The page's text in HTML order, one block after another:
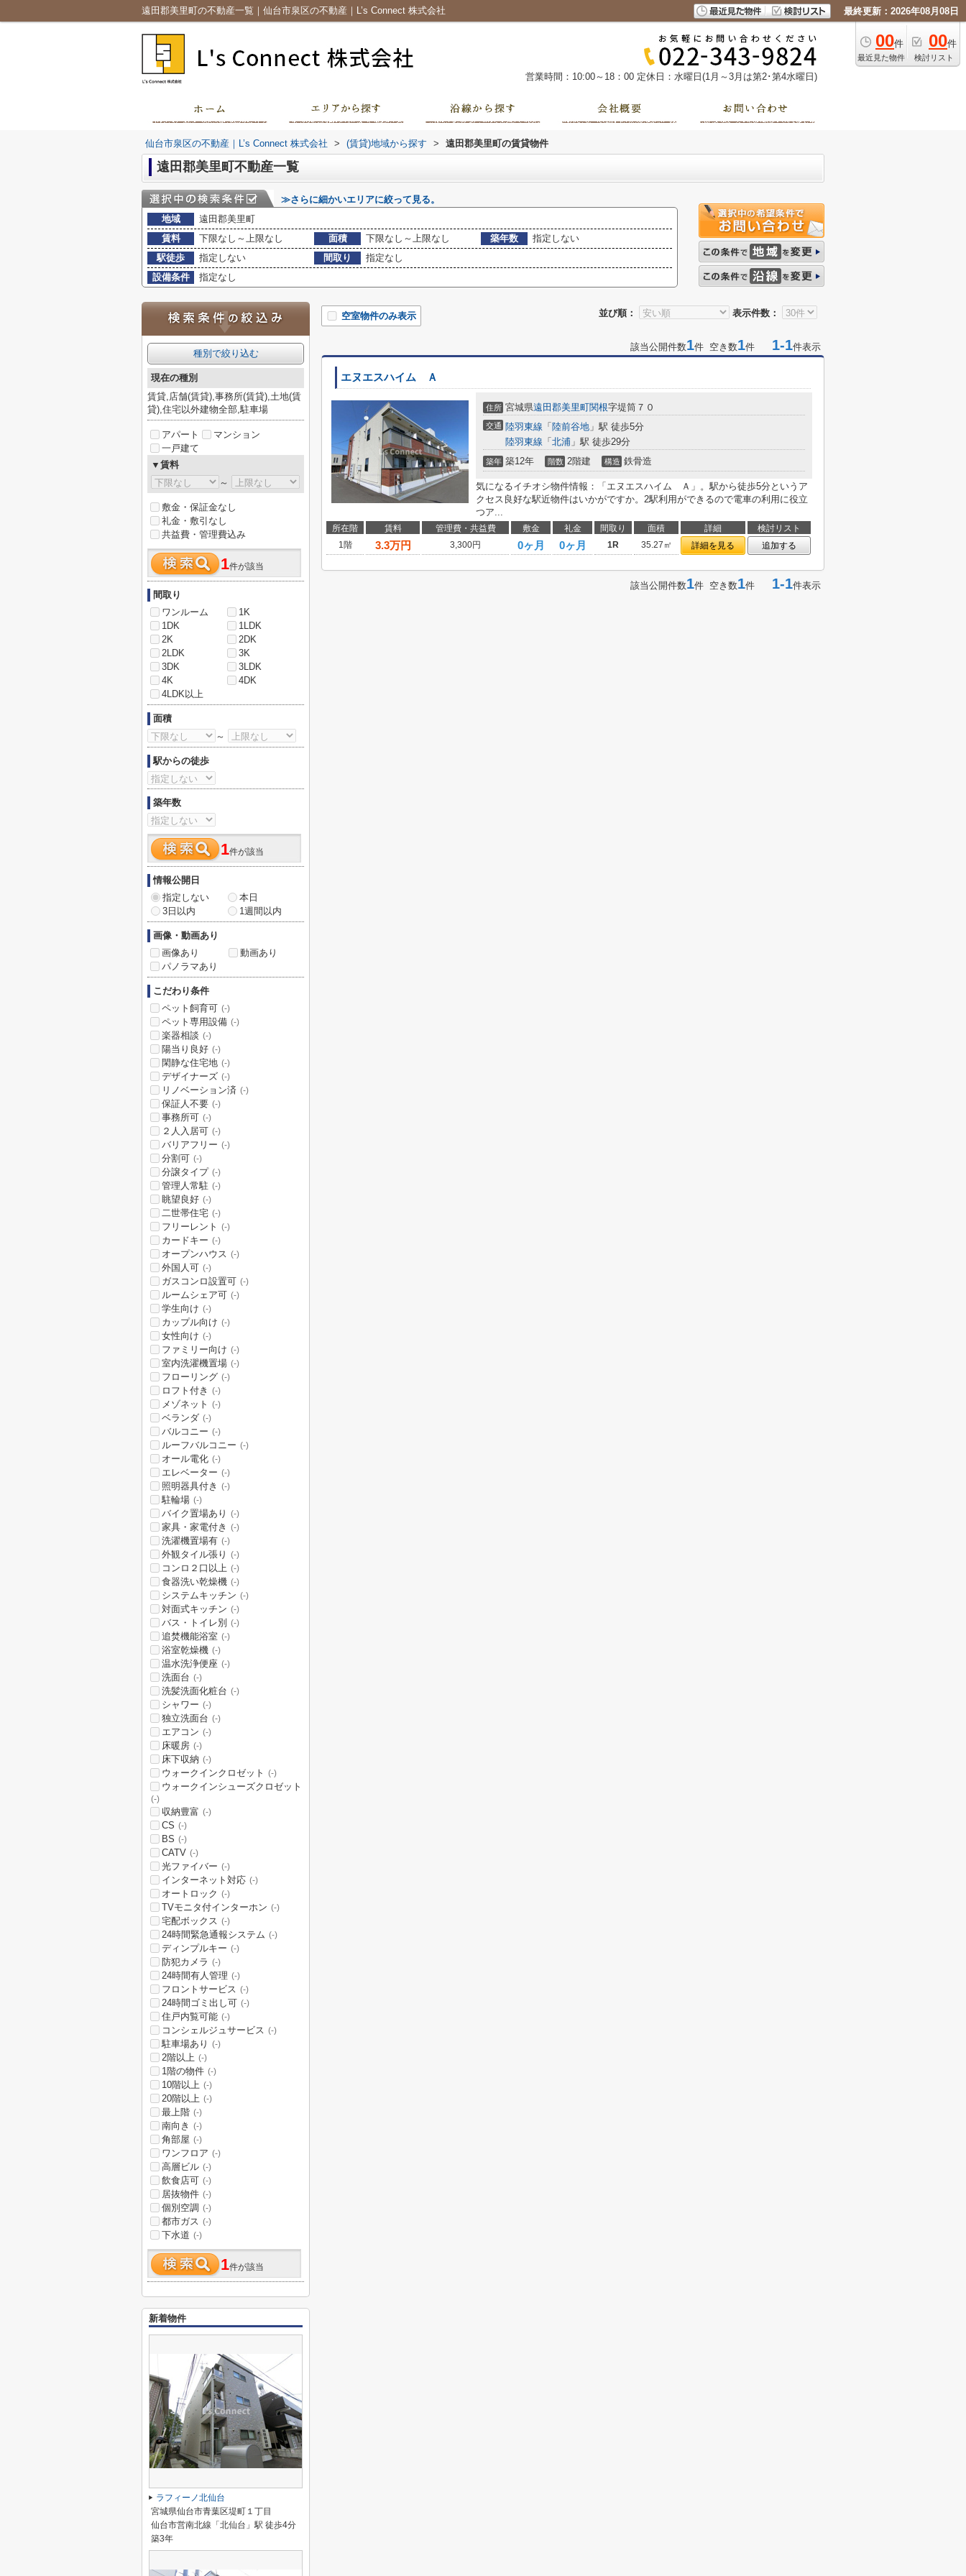
遠田郡美里町の不動産一覧｜仙台市泉区の不動産｜L’s Connect 株式会社 最終更新：2026年08月08日
00件
最近見た物件
00件
検討リスト
営業時間：10:00～18：00 定休日：水曜日(1月～3月は第2･第4水曜日)
仙台市泉区の不動産｜L’s Connect 株式会社 > (賃貸)地域から探す > 遠田郡美里町の賃貸物件
遠田郡美里町不動産一覧
≫さらに細かいエリアに絞って見る。
地域
遠田郡美里町
賃料
下限なし～上限なし 面積 下限なし～上限なし 築年数
指定しない
駅徒歩
指定しない 間取り
指定なし
設備条件
指定なし
並び順： 表示件数：
空室物件のみ表示
該当公開件数1件 空き数1件 1-1件表示
エヌエスハイム Ａ
住所 宮城県遠田郡美里町関根字堤筒７０
交通 陸羽東線 「 陸前谷地 」駅 徒歩5分
陸羽東線 「 北浦 」駅 徒歩29分
築年 築12年 階数 2階建 構造 鉄骨造
気になるイチオシ物件情報：「エヌエスハイム Ａ」。駅から徒歩5分というア
クセス良好な駅近物件はいかがですか。2駅利用ができるので電車の利用に役立
つア...
所在階 賃料 管理費・共益費 敷金 礼金 間取り 面積 詳細
検討リスト
1階
3.3万円 3,300円 0ヶ月 0ヶ月 1R 35.27㎡ 詳細を見る 追加する
該当公開件数1件 空き数1件 1-1件表示
種別で絞り込む
現在の種別
賃貸,店舗(賃貸),事務所(賃貸),土地(賃
貸),住宅以外建物全部,駐車場
アパート
マンション
一戸建て
▼賃料
～
敷金・保証金なし
礼金・敷引なし
共益費・管理費込み
1件が該当
間取り
ワンルーム
1K
1DK
1LDK
2K
2DK
2LDK
3K
3DK
3LDK
4K
4DK
4LDK以上
面積
～
駅からの徒歩
築年数
1件が該当
情報公開日
指定しない
本日
3日以内
1週間以内
画像・動画あり
画像あり
動画あり
パノラマあり
こだわり条件
ペット飼育可 (-)
ペット専用設備 (-)
楽器相談 (-)
陽当り良好 (-)
閑静な住宅地 (-)
デザイナーズ (-)
リノベーション済 (-)
保証人不要 (-)
事務所可 (-)
２人入居可 (-)
バリアフリー (-)
分割可 (-)
分譲タイプ (-)
管理人常駐 (-)
眺望良好 (-)
二世帯住宅 (-)
フリーレント (-)
カードキー (-)
オープンハウス (-)
外国人可 (-)
ガスコンロ設置可 (-)
ルームシェア可 (-)
学生向け (-)
カップル向け (-)
女性向け (-)
ファミリー向け (-)
室内洗濯機置場 (-)
フローリング (-)
ロフト付き (-)
メゾネット (-)
ベランダ (-)
バルコニー (-)
ルーフバルコニー (-)
オール電化 (-)
エレベーター (-)
照明器具付き (-)
駐輪場 (-)
バイク置場あり (-)
家具・家電付き (-)
洗濯機置場有 (-)
外観タイル張り (-)
コンロ２口以上 (-)
食器洗い乾燥機 (-)
システムキッチン (-)
対面式キッチン (-)
バス・トイレ別 (-)
追焚機能浴室 (-)
浴室乾燥機 (-)
温水洗浄便座 (-)
洗面台 (-)
洗髪洗面化粧台 (-)
シャワー (-)
独立洗面台 (-)
エアコン (-)
床暖房 (-)
床下収納 (-)
ウォークインクロゼット (-)
ウォークインシューズクロゼット
(-)
収納豊富 (-)
CS (-)
BS (-)
CATV (-)
光ファイバー (-)
インターネット対応 (-)
オートロック (-)
TVモニタ付インターホン (-)
宅配ボックス (-)
24時間緊急通報システム (-)
ディンプルキー (-)
防犯カメラ (-)
24時間有人管理 (-)
フロントサービス (-)
24時間ゴミ出し可 (-)
住戸内覧可能 (-)
コンシェルジュサービス (-)
駐車場あり (-)
2階以上 (-)
1階の物件 (-)
10階以上 (-)
20階以上 (-)
最上階 (-)
南向き (-)
角部屋 (-)
ワンフロア (-)
高層ビル (-)
飲食店可 (-)
居抜物件 (-)
個別空調 (-)
都市ガス (-)
下水道 (-)
1件が該当
新着物件
ラフィーノ北仙台
宮城県仙台市青葉区堤町１丁目
仙台市営南北線「北仙台」駅 徒歩4分
築3年